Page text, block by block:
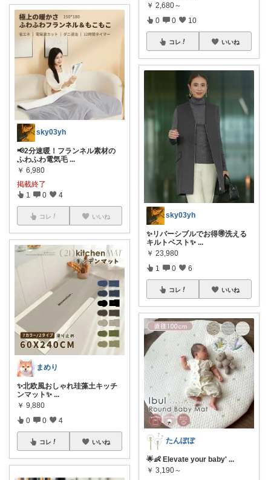
sky03yh
📢2分速暖！フランネル素材の
ふわふわ電気毛 ...
￥ 6,980
掲載終了
1 0 4
コレ いいね
まめり
✨北欧風おしゃれ珪藻土キッチ
ンマット✨ ...
￥ 9,880
0 0 4
コレ いいね
￥ 2,680～
0 0 10
コレ いいね
sky03yh
✨リバーシブルでお得🉐洗える
キルトベスト✨ ...
￥ 23,980
1 0 6
コレ いいね
たんぽぽ
🌟👶 Elevate your baby' ...
￥ 3,190～